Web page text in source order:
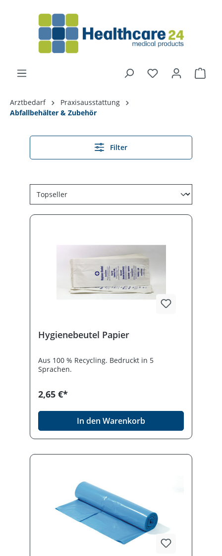
Arztbedarf
Praxisausstattung
Abfallbehälter & Zubehör
Filter
Hygienebeutel Papier
Aus 100 % Recycling. Bedruckt in 5
Sprachen.
2,65 €*
In den Warenkorb